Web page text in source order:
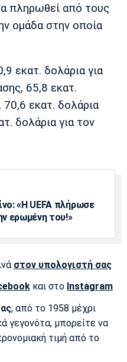
Άρσεναλ
Γιουβέντους
Μπάγερν
Μαρσέιγ
Τότεναμ
πληρωθεί από τους
ομάδα στην οποία
εκατ. δολάρια για
65,8 εκατ.
70,6 εκατ. δολάρια
δολάρια για τον
«Η UEFA πλήρωσε
ερωμένη του!»
στον υπολογιστή σας
και στο Instagram
, από το 1958 μέχρι
γεγονότα, μπορείτε να
τιμή από το